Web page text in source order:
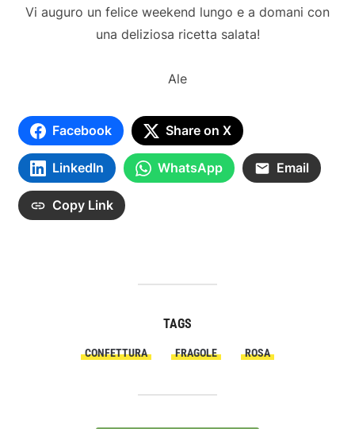
Vi auguro un felice weekend lungo e a domani con
una deliziosa ricetta salata!
Ale
Facebook Share on X
LinkedIn WhatsApp Email
Copy Link
TAGS
CONFETTURA FRAGOLE ROSA